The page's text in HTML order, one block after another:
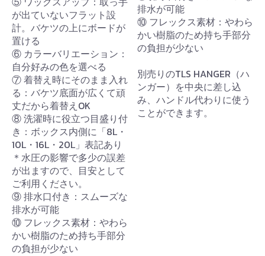
が出ていないフラット設
計。バケツの上にボードが
置ける
⑥ カラーバリエーション：
自分好みの色を選べる
⑦ 着替え時にそのまま入れ
る：バケツ底面が広くて頑
丈だから着替えOK
⑧ 洗濯時に役立つ目盛り付
き：ボックス内側に「8L・
10L・16L・20L」表記あり
＊水圧の影響で多少の誤差
が出ますので、目安として
ご利用ください。
⑨ 排水口付き：スムーズな
排水が可能
⑩ フレックス素材：やわら
かい樹脂のため持ち手部分
の負担が少ない
排水が可能
⑩ フレックス素材：やわら
かい樹脂のため持ち手部分
の負担が少ない
別売りのTLS HANGER（ハ
ンガー）を中央に差し込
み、ハンドル代わりに使う
ことができます。